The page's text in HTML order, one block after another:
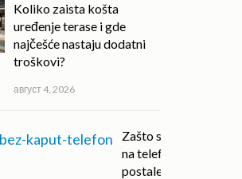
Koliko zaista košta
uređenje terase i gde
najčešće nastaju dodatni
troškovi?
август 4, 2026
Zašto su igre
na telefonu
postale deo